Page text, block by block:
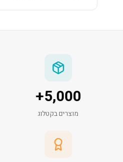
5,000
+
מוצרים בקטלוג